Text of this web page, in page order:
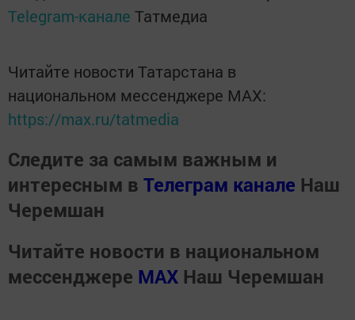
Telegram-канале Татмедиа
Читайте новости Татарстана в
национальном мессенджере MАХ:
https://max.ru/tatmedia
Следите за самым важным и
интересным в Телеграм канале Наш
Черемшан
Читайте новости в национальном
мессенджере MАХ Наш Черемшан